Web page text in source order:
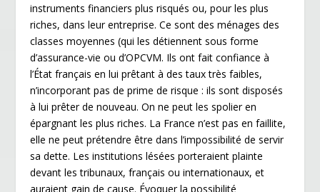
instruments financiers plus risqués ou, pour les plus
riches, dans leur entreprise. Ce sont des ménages des
classes moyennes (qui les détiennent sous forme
d’assurance-vie ou d’OPCVM. Ils ont fait confiance à
l’État français en lui prêtant à des taux très faibles,
n’incorporant pas de prime de risque : ils sont disposés
à lui prêter de nouveau. On ne peut les spolier en
épargnant les plus riches. La France n’est pas en faillite,
elle ne peut prétendre être dans l’impossibilité de servir
sa dette. Les institutions lésées porteraient plainte
devant les tribunaux, français ou internationaux, et
auraient gain de cause. Évoquer la possibilité